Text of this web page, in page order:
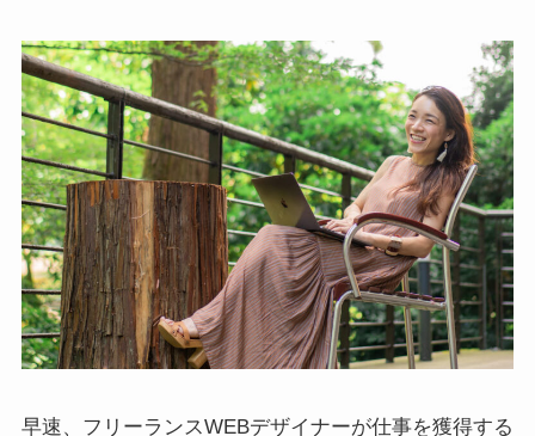
早速、フリーランスWEBデザイナーが仕事を獲得する